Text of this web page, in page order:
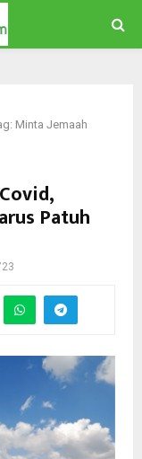
Minta Jemaah
Patuh